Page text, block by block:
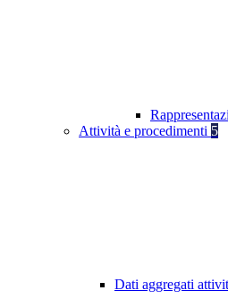
Attività e procedimenti 5
Dati aggregati